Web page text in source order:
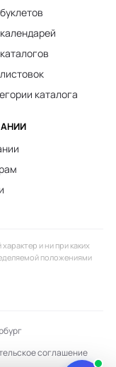
каталога
и ни при каких
положениями
соглашение